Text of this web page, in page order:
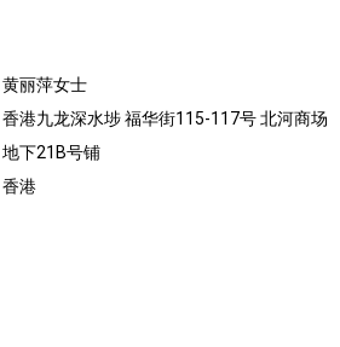
黄丽萍女士
香港九龙深水埗 福华街115-117号 北河商场
地下21B号铺
香港